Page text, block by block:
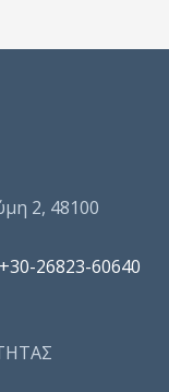
2, 48100
26823-60640